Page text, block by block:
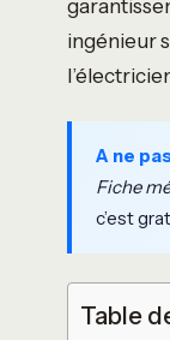
ingénieur
A ne
Fiche
c’est
Table